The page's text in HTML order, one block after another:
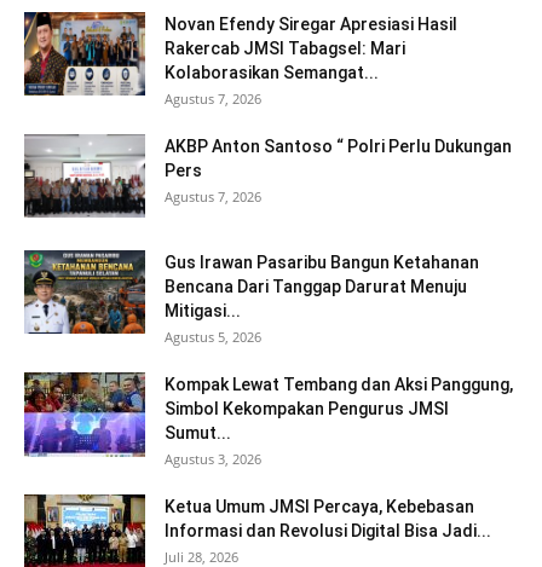
Novan Efendy Siregar Apresiasi Hasil
Rakercab JMSI Tabagsel: Mari
Kolaborasikan Semangat...
Agustus 7, 2026
AKBP Anton Santoso “ Polri Perlu Dukungan
Pers
Agustus 7, 2026
Gus Irawan Pasaribu Bangun Ketahanan
Bencana Dari Tanggap Darurat Menuju
Mitigasi...
Agustus 5, 2026
Kompak Lewat Tembang dan Aksi Panggung,
Simbol Kekompakan Pengurus JMSI
Sumut...
Agustus 3, 2026
Ketua Umum JMSI Percaya, Kebebasan
Informasi dan Revolusi Digital Bisa Jadi...
Juli 28, 2026